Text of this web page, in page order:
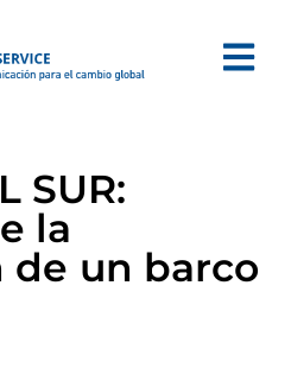
SUR:
la
un barco